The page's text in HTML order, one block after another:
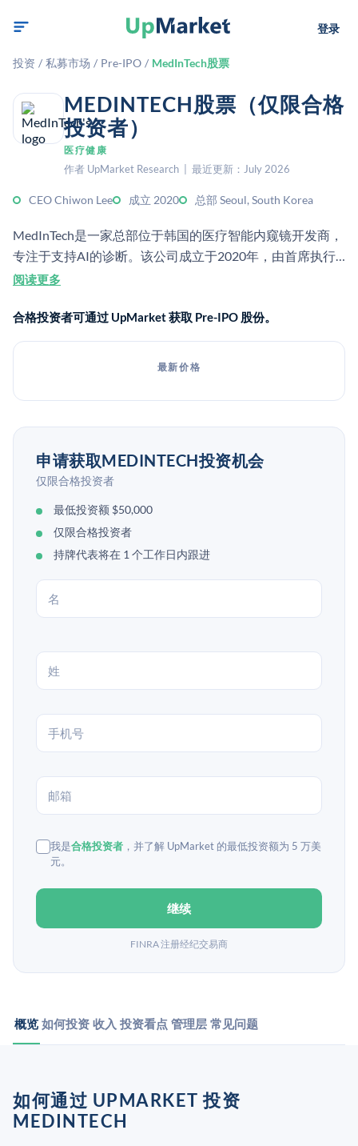
登录
投资 / 私募市场 / Pre-IPO / MedInTech股票
MEDINTECH股票（仅限合格
投资者）
医疗健康
作者 UpMarket Research | 最近更新：July 2026
CEO Chiwon Lee 成立 2020 总部 Seoul, South Korea
MedInTech是一家总部位于韩国的医疗智能内窥镜开发商，
专注于支持AI的诊断。该公司成立于2020年，由首席执行
官李致元（Chiwon Lee）领导。它在2024年5月完成了一轮
阅读更多
合格投资者可通过 UpMarket 获取 Pre-IPO 股份。
最新价格
申请获取MEDINTECH投资机会
仅限合格投资者
最低投资额 $50,000
仅限合格投资者
持牌代表将在 1 个工作日内跟进
我是合格投资者 ，并了解 UpMarket 的最低投资额为 5 万美
元。
继续
FINRA 注册经纪交易商
概览 如何投资 收入 投资看点 管理层 常见问题
如何通过 UPMARKET 投资
MEDINTECH